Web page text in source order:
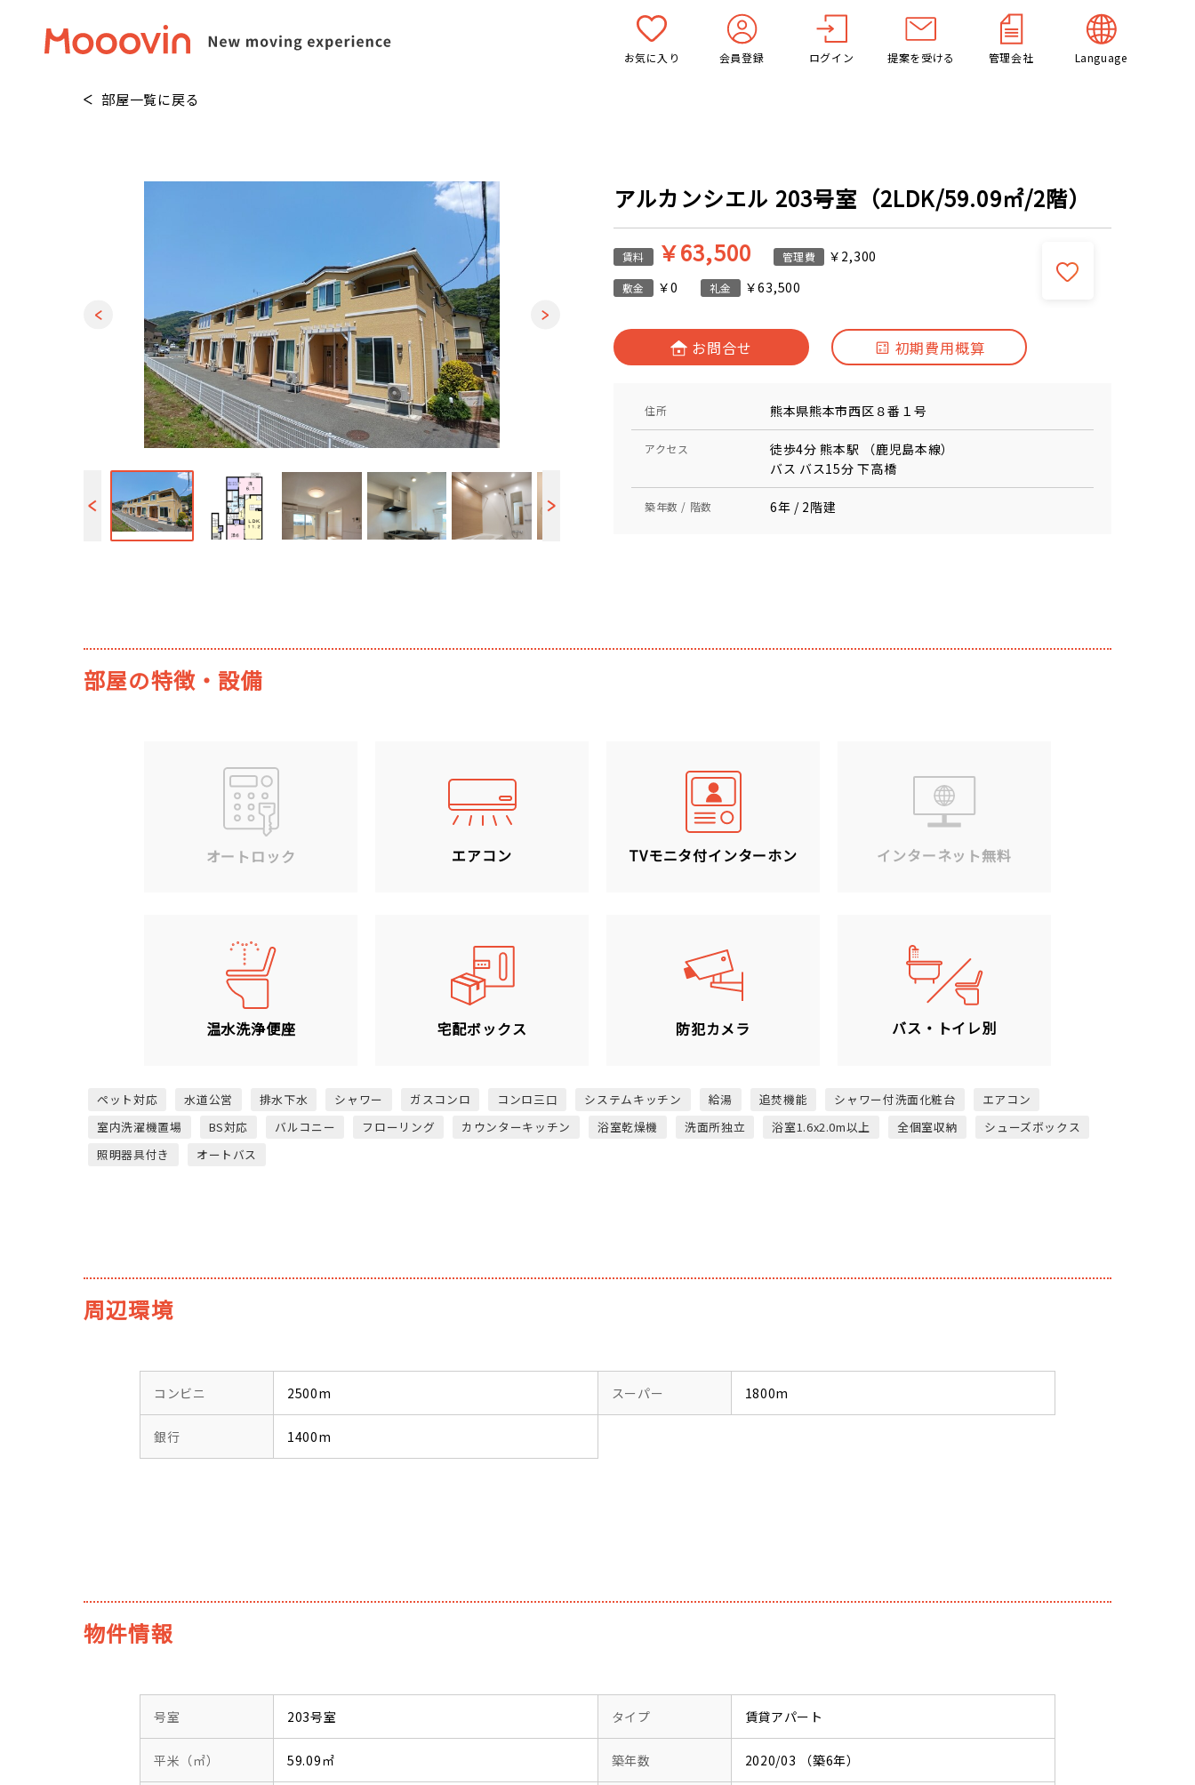
お気に入り 会員登録 ログイン 提案を受ける 管理会社 Language
部屋一覧に戻る
アルカンシエル 203号室（2LDK/59.09㎡/2階）
賃料 ￥63,500 管理費 ￥2,300
敷金 ￥0 礼金 ￥63,500
お問合せ 初期費用概算
住所 熊本県熊本市西区８番１号
アクセス
徒歩4分 熊本駅 （鹿児島本線）
バス バス15分 下高橋
築年数 / 階数 6年 / 2階建
部屋の特徴・設備
オートロック エアコン TVモニタ付インターホン インターネット無料
温水洗浄便座 宅配ボックス 防犯カメラ バス・トイレ別
ペット対応 水道公営 排水下水 シャワー ガスコンロ コンロ三口 システムキッチン 給湯 追焚機能 シャワー付洗面化粧台
エアコン
室内洗濯機置場
BS対応 バルコニー フローリング カウンターキッチン 浴室乾燥機 洗面所独立 浴室1.6x2.0m以上 全個室収納
シューズボックス
照明器具付き
オートバス
周辺環境
コンビニ 2500m スーパー 1800m
銀行 1400m
物件情報
号室 203号室 タイプ 賃貸アパート
平米（㎡） 59.09㎡ 築年数 2020/03 （築6年）